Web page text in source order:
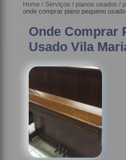
Home Serviços pianos usados
onde comprar piano pequeno
Onde Comprar
Usado Vila